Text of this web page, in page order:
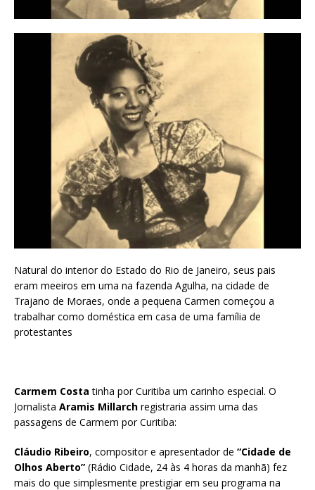
Natural do interior do Estado do Rio de Janeiro, seus pais
eram meeiros em uma na fazenda Agulha, na cidade de
Trajano de Moraes, onde a pequena Carmen começou a
trabalhar como doméstica em casa de uma família de
protestantes
Carmem Costa tinha por Curitiba um carinho especial. O
Jornalista Aramis Millarch registraria assim uma das
passagens de Carmem por Curitiba:
Cláudio Ribeiro, compositor e apresentador de “Cidade de
Olhos Aberto” (Rádio Cidade, 24 às 4 horas da manhã) fez
mais do que simplesmente prestigiar em seu programa na